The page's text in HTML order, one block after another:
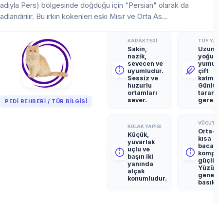
adıyla Pers) bölgesinde doğduğu için "Persian" olarak da
adlandırılır. Bu ırkın kökenleri eski Mısır ve Orta As...
PEDI REHBERI / TÜR BILGISI
KARAKTERI
Sakin,
nazik,
sevecen ve
uyumludur.
Sessiz ve
huzurlu
ortamları
sever.
TÜY
Uzun,
çift
KULAK YAPISI
Küçük,
yuvarlak
uçlu ve
başın iki
yanında
alçak
konumludur.
VÜCUT
Orta-
kısa
Yüzü